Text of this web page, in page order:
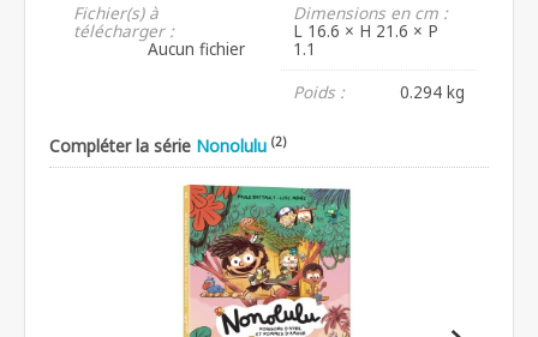
Fichier(s) à
télécharger :
Aucun fichier
Dimensions en cm :
L 16.6 × H 21.6 × P
1.1
Poids :
0.294 kg
Compléter la série Nonolulu (2)